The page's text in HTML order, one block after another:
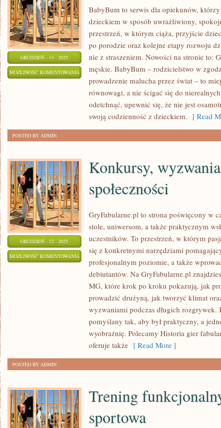
GRUDZIEŃ - 13 - 2025
MOŻLIWOŚĆ KOMENTOWANIA MODA
BabyBum to serwis dla opiekunów,
dzieckiem w sposób uwrażliwiony,
przestrzeń, w którym ciąża, przyjście
po porodzie oraz kolejne etapy rozwoju
nie z straszeniem. Nowości na stronie to:
męskie. BabyBum – rodzicielstwo w
prowadzenie malucha przez świat – to
równowagi, a nie ścigać się do
odetchnąć, upewnić się, że nie jest
swoją codzienność z dzieckiem. [ Read
POSTED BY ADMIN
GRUDZIEŃ - 12 - 2025
MOŻLIWOŚĆ KOMENTOWANIA KONKURSY,
WYZWANIA
Konkursy,
społeczności
GryFabularne.pl to strona poświęcony w
stole, uniwersom, a także praktycznym
uczestników. To przestrzeń, w którym
się z konkretnymi narzędziami
profesjonalnym poziomie, a także
debiutantów. Na GryFabularne.pl
MG, które krok po kroku pokazują, jak
prowadzić drużyną, jak tworzyć klimat
wyzwaniami podczas długich rozgrywek.
pomyślany tak, aby był praktyczny, a
wyobraźnię. Polecamy Historia gier
oferuje także [ Read More ]
POSTED BY ADMIN
Trening
sportowa